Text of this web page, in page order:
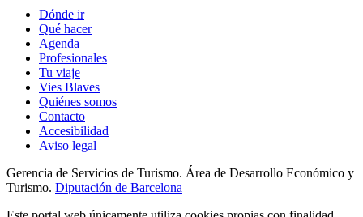
Dónde ir
Qué hacer
Agenda
Profesionales
Tu viaje
Vies Blaves
Quiénes somos
Contacto
Accesibilidad
Aviso legal
Gerencia de Servicios de Turismo. Área de Desarrollo Económico y
Turismo. Diputación de Barcelona